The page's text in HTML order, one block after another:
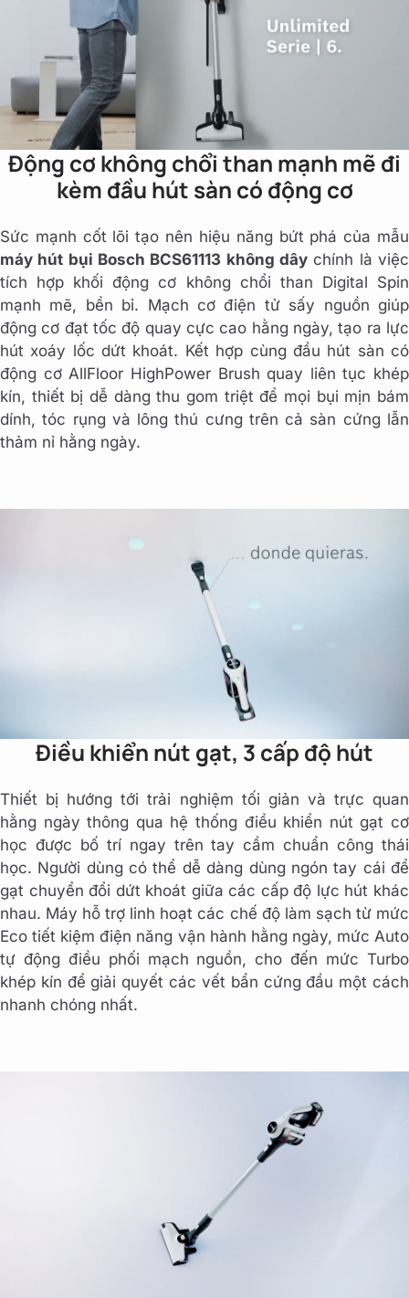
Động cơ không chổi than mạnh mẽ đi
kèm đầu hút sàn có động cơ
Sức mạnh cốt lõi tạo nên hiệu năng bứt phá của mẫu
máy hút bụi Bosch BCS61113 không dây chính là việc
tích hợp khối động cơ không chổi than Digital Spin
mạnh mẽ, bền bỉ. Mạch cơ điện tử sấy nguồn giúp
động cơ đạt tốc độ quay cực cao hằng ngày, tạo ra lực
hút xoáy lốc dứt khoát. Kết hợp cùng đầu hút sàn có
động cơ AllFloor HighPower Brush quay liên tục khép
kín, thiết bị dễ dàng thu gom triệt để mọi bụi mịn bám
dính, tóc rụng và lông thú cưng trên cả sàn cứng lẫn
thảm nỉ hằng ngày.
Điều khiển nút gạt, 3 cấp độ hút
Thiết bị hướng tới trải nghiệm tối giản và trực quan
hằng ngày thông qua hệ thống điều khiển nút gạt cơ
học được bố trí ngay trên tay cầm chuẩn công thái
học. Người dùng có thể dễ dàng dùng ngón tay cái để
gạt chuyển đổi dứt khoát giữa các cấp độ lực hút khác
nhau. Máy hỗ trợ linh hoạt các chế độ làm sạch từ mức
Eco tiết kiệm điện năng vận hành hằng ngày, mức Auto
tự động điều phối mạch nguồn, cho đến mức Turbo
khép kín để giải quyết các vết bẩn cứng đầu một cách
nhanh chóng nhất.